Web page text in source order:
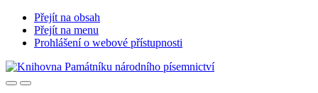
Přejít na obsah
Přejít na menu
Prohlášení o webové přístupnosti